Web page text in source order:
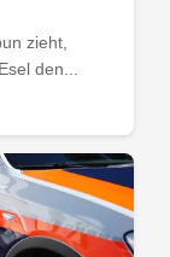
zieht,
den...